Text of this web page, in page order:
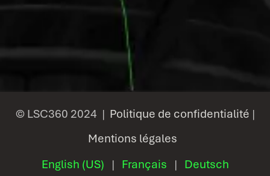
© LSC360 2024 | Politique de confidentialité |
Mentions légales
English (US) | Français | Deutsch